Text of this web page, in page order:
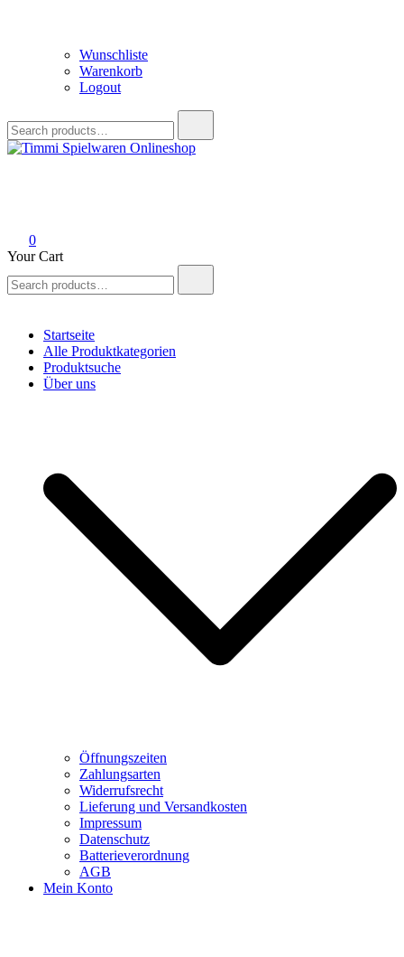
Wunschliste
Warenkorb
Logout
for:
0
Your Cart
for:
Startseite
Alle Produktkategorien
Produktsuche
Über uns
Öffnungszeiten
Zahlungsarten
Widerrufsrecht
Lieferung und Versandkosten
Impressum
Datenschutz
Batterieverordnung
AGB
Mein Konto